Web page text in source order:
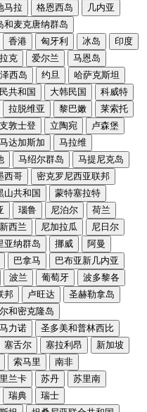
马拉 格恩西岛
几内亚
和麦克唐纳群岛
香港 匈牙利 冰岛
印度
克 爱尔兰
马恩岛
泽西岛 约旦
哈萨克斯坦
共和国 大韩民国
科威特
拉脱维亚 黎巴嫩
莱索托
敦士登 立陶宛
卢森堡
马达加斯加
马拉维
马绍尔群岛
马提尼克岛
西哥
密克罗尼西亚联邦
山共和国
蒙特塞拉特
瑙鲁 尼泊尔
荷兰
新西兰 尼加拉瓜
尼日尔
亚纳群岛 挪威
阿曼
巴拿马
巴布亚新几内亚
波兰 葡萄牙
波多黎各
邦 卢旺达
圣赫勒拿岛
和密克隆岛
力诺
圣多美和普林西比
塞舌尔 塞拉利昂
新加坡
索马里
南非
兰卡 苏丹
苏里南
瑞典
瑞士